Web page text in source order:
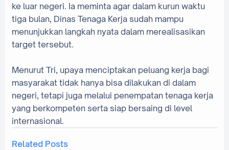
ke luar negeri. Ia meminta agar dalam kurun waktu
tiga bulan, Dinas Tenaga Kerja sudah mampu
menunjukkan langkah nyata dalam merealisasikan
target tersebut.
‎Menurut Tri, upaya menciptakan peluang kerja bagi
masyarakat tidak hanya bisa dilakukan di dalam
negeri, tetapi juga melalui penempatan tenaga kerja
yang berkompeten serta siap bersaing di level
internasional.
Related Posts